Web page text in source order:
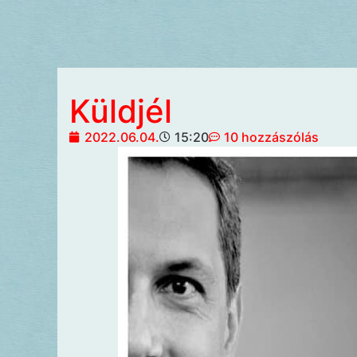
Küldjél
2022.06.04. 15:20 10 hozzászólás